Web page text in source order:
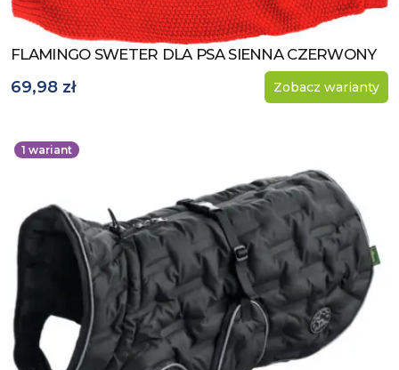
Zobacz produkt
FLAMINGO SWETER DLA PSA SIENNA CZERWONY
69,98 zł Zobacz warianty
1 wariant